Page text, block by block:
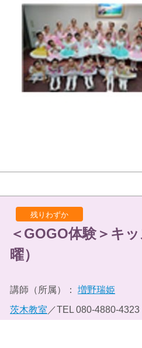
残りわずか
＜GOGO体験＞キ
曜）
講師（所属）： 増野瑞姫
茨木教室 ／TEL 080-4880-4323